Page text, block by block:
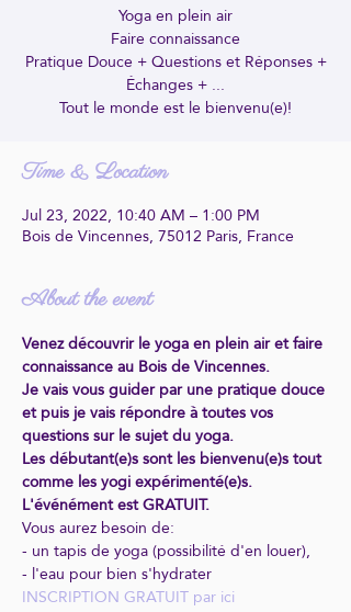
Yoga en plein air
Faire connaissance
Pratique Douce + Questions et Réponses +
Échanges + ...
Tout le monde est le bienvenu(e)!
Time & Location
Jul 23, 2022, 10:40 AM – 1:00 PM
Bois de Vincennes, 75012 Paris, France
About the event
Venez découvrir le yoga en plein air et faire
connaissance au Bois de Vincennes.
Je vais vous guider par une pratique douce
et puis je vais répondre à toutes vos
questions sur le sujet du yoga.
Les débutant(e)s sont les bienvenu(e)s tout
comme les yogi expérimenté(e)s.
L'événément est GRATUIT.
Vous aurez besoin de:
- un tapis de yoga (possibilité d'en louer),
- l'eau pour bien s'hydrater
INSCRIPTION GRATUIT par ici